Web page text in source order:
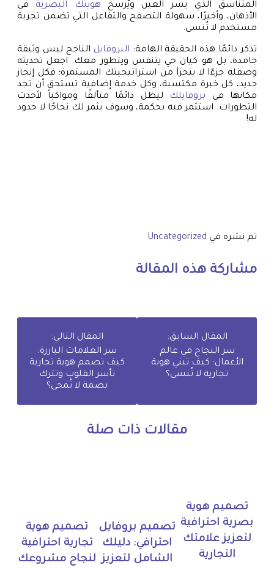
المتناسق الذي يسر العين ويُرسخ هويتك البصرية في
الأذهان، وأخيرًا، سهولة التصفح والتفاعل التي تضمن تجربة
مستخدم لا تُنسى.
تذكر دائمًا هذه الحقيقة الهامة: البروفايل الناجح ليس وثيقة
جامدة، بل هو كيان حي يتنفس ويتطور معك. اجعل تحديثه
وصقله جزءًا لا يتجزأ من استراتيجيتك المستمرة؛ فكل إنجاز
جديد، كل خبرة مكتسبة، وكل خدمة إضافية تستحق أن تجد
مكانها في بروفايلك
ليظل دائمًا متألقًا ومواكباً لأحدث
التطورات. استثمر فيه بحكمة، وسوف يثمر لك نجاحًا لا حدود
له!
تم نشره في Uncategorized
مشاركة هذه المقالة
المقال السابق:
سر النجاح في عالم
الأعمال: كيف تبني هوية
تجارية لا تُنسى؟
المقال التالي:
سر العلامات البارزة:
كيف تصمم هوية تجارية
تأسر القلوب وتترك
بصمة لا تُمحى؟
مقالات ذات صلة
تصميم هوية
بصرية احترافية
لتعزيز علامتك
التجارية
تصميم بروفايل
احترافي: دليلك
الشامل لتعزيز
تصميم هوية
تجارية احترافية
لنجاح مشروعك